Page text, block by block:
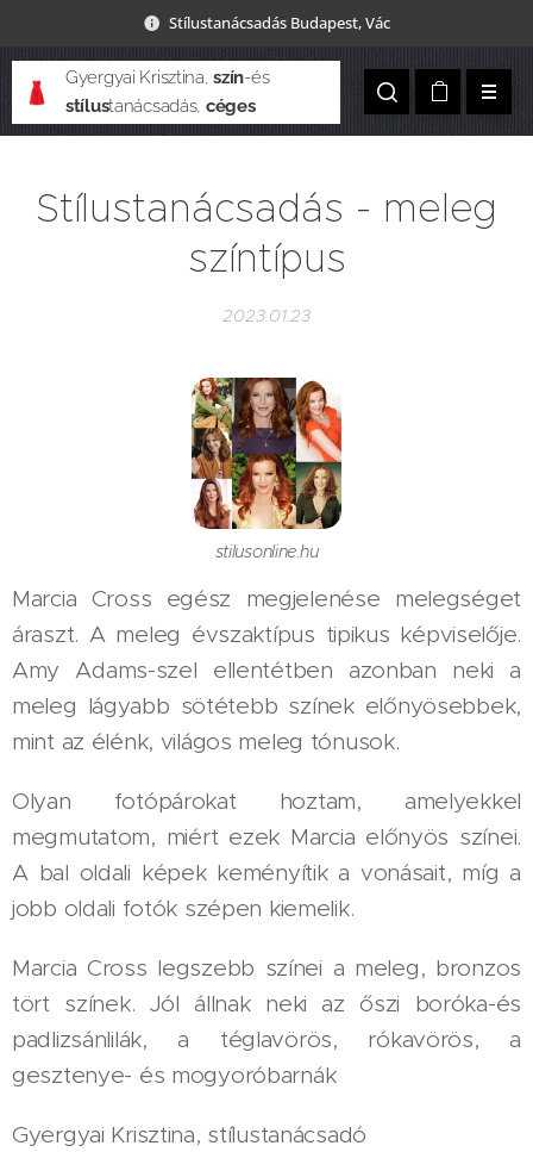
Stílustanácsadás Budapest, Vác
Gyergyai Krisztina, szín-és
stílustanácsadás, céges
csapatépítés
Stílustanácsadás - meleg
színtípus
2023.01.23
stilusonline.hu
Marcia Cross egész megjelenése melegséget
áraszt. A meleg évszaktípus tipikus képviselője.
Amy Adams-szel ellentétben azonban neki a
meleg lágyabb sötétebb színek előnyösebbek,
mint az élénk, világos meleg tónusok.
Olyan fotópárokat hoztam, amelyekkel
megmutatom, miért ezek Marcia előnyös színei.
A bal oldali képek keményítik a vonásait, míg a
jobb oldali fotók szépen kiemelik.
Marcia Cross legszebb színei a meleg, bronzos
tört színek. Jól állnak neki az őszi boróka-és
padlizsánlilák, a téglavörös, rókavörös, a
gesztenye- és mogyoróbarnák
Gyergyai Krisztina, stílustanácsadó